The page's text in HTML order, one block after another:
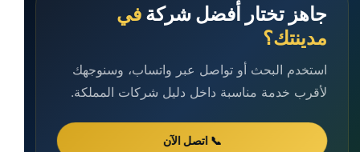
جاهز تختار أفضل شركة في
مدينتك؟
استخدم البحث أو تواصل عبر واتساب، وسنوجهك
لأقرب خدمة مناسبة داخل دليل شركات المملكة.
📞 اتصل الآن